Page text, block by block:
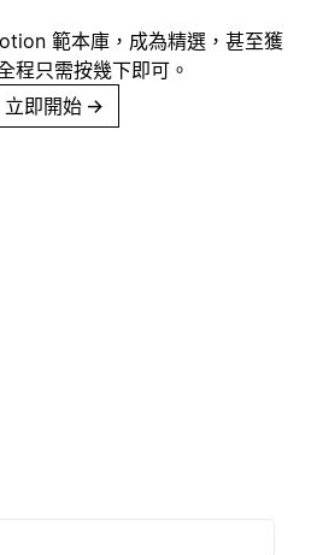
範本庫，成為精選，甚至獲
程只需按幾下即可。
立即開始 →